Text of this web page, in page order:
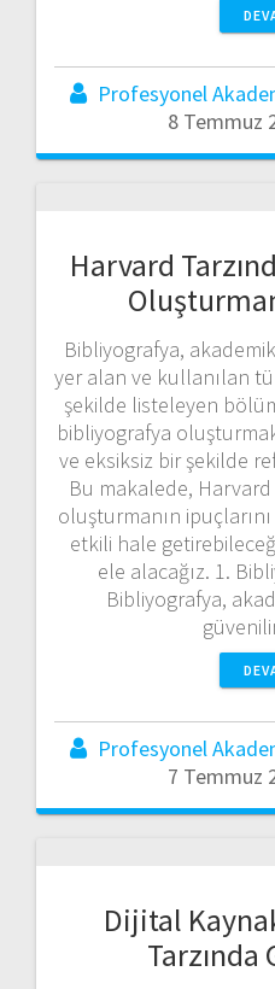
Profesyonel
8 Temmuz
Harvard
Bibliyografya,
yer alan ve kullanılan
şekilde listeleyen
bibliyografya
ve eksiksiz bir şekilde
Bu makalede,
oluşturmanın
etkili hale
ele alacağız. 1.
Bibliyografya,
Profesyonel
7 Temmuz
Dijital
Tarzında